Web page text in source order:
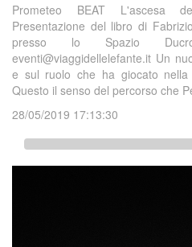
Prometeo BEAT L'ascesa
Presentazione del libro di
presso lo Spazio
eventi@viaggidellelefante.it Un
e sul ruolo che ha giocato
Questo il senso del percorso che
28/05/2019 17:13:30